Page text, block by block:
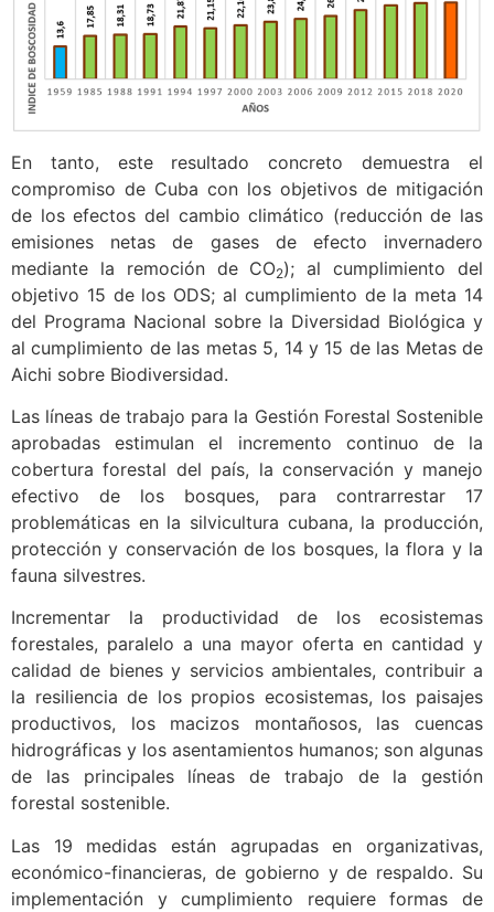
En tanto, este resultado concreto demuestra el
compromiso de Cuba con los objetivos de mitigación
de los efectos del cambio climático (reducción de las
emisiones netas de gases de efecto invernadero
mediante la remoción de CO2); al cumplimiento del
objetivo 15 de los ODS; al cumplimiento de la meta 14
del Programa Nacional sobre la Diversidad Biológica y
al cumplimiento de las metas 5, 14 y 15 de las Metas de
Aichi sobre Biodiversidad.
Las líneas de trabajo para la Gestión Forestal Sostenible
aprobadas estimulan el incremento continuo de la
cobertura forestal del país, la conservación y manejo
efectivo de los bosques, para contrarrestar 17
problemáticas en la silvicultura cubana, la producción,
protección y conservación de los bosques, la flora y la
fauna silvestres.
Incrementar la productividad de los ecosistemas
forestales, paralelo a una mayor oferta en cantidad y
calidad de bienes y servicios ambientales, contribuir a
la resiliencia de los propios ecosistemas, los paisajes
productivos, los macizos montañosos, las cuencas
hidrográficas y los asentamientos humanos; son algunas
de las principales líneas de trabajo de la gestión
forestal sostenible.
Las 19 medidas están agrupadas en organizativas,
económico-financieras, de gobierno y de respaldo. Su
implementación y cumplimiento requiere formas de